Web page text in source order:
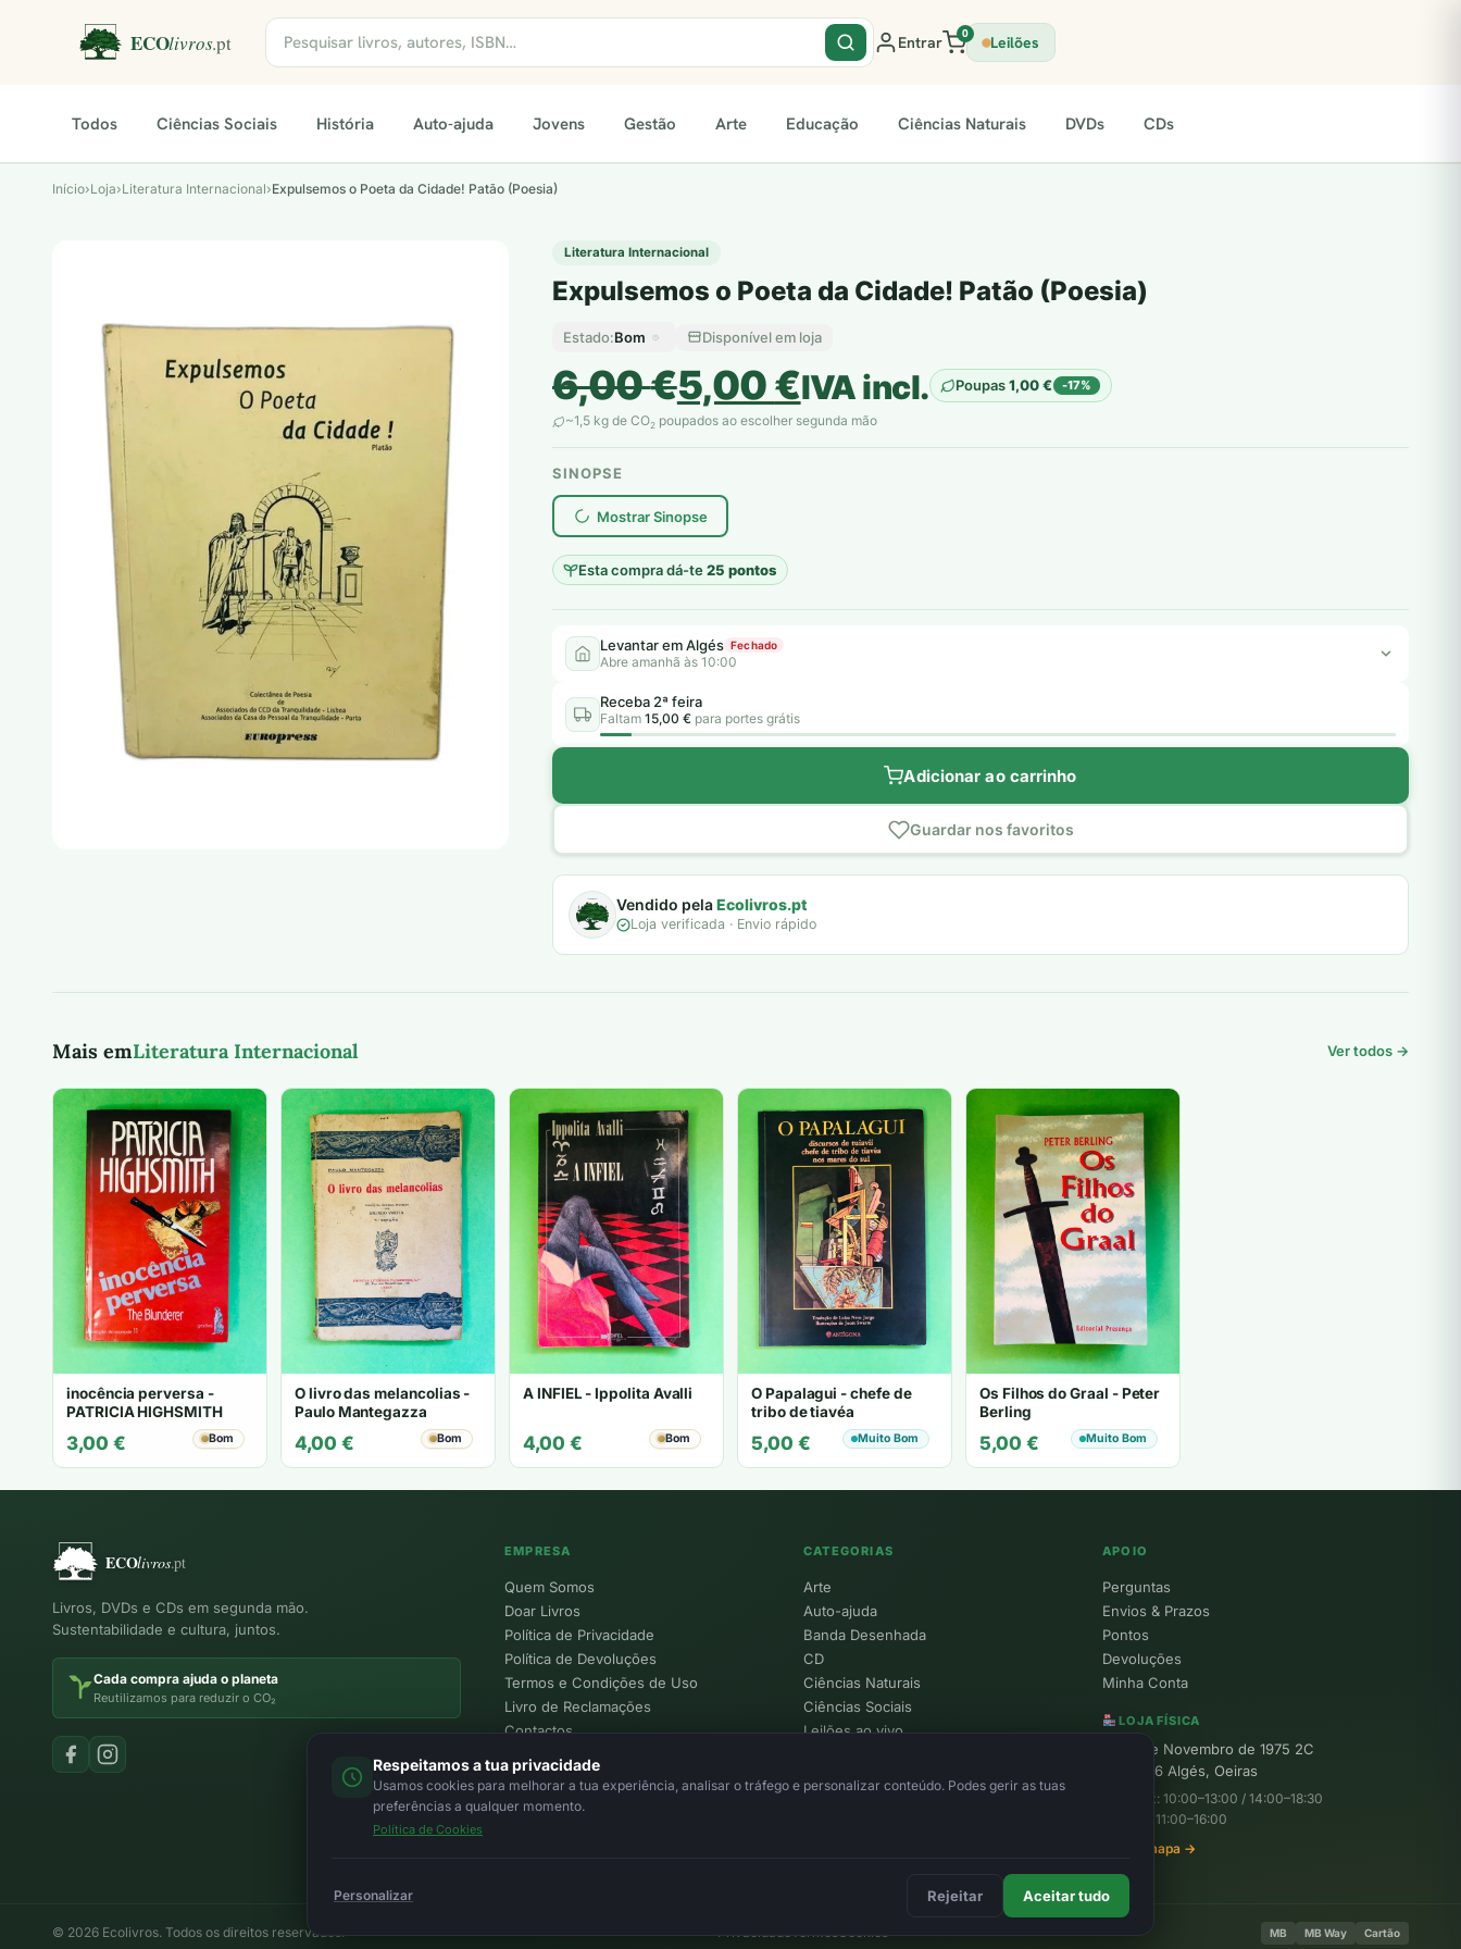
Entrar 0 Leilões
Todos Ciências Sociais História Auto-ajuda Jovens Gestão Arte Educação Ciências Naturais DVDs CDs
Início›Loja›Literatura Internacional›Expulsemos o Poeta da Cidade! Patão (Poesia)
Literatura Internacional
Expulsemos o Poeta da Cidade! Patão (Poesia)
Estado:Bom Disponível em loja
6,00€
O
preço
original
era:
6,00 €.
5,00€
O
preço
atual
é:
5,00 €.
IVA incl. Poupas1,00€ -17%
~1,5 kg de CO2 poupados ao escolher segunda mão
SINOPSE
Mostrar Sinopse
Esta compra dá-te25 pontos
plantar árvores reais
Levantar em Algés Fechado
Abre amanhã às 10:00
Receba 2ª feira
Faltam 15,00 € para portes grátis
Adicionar ao carrinho
Guardar nos favoritos
Vendido pelaEcolivros.pt
Loja verificada · Envio rápido
Mais emLiteratura Internacional Ver todos →
inocência perversa -
PATRICIA HIGHSMITH
3,00 € Bom
O livro das melancolias -
Paulo Mantegazza
4,00 € Bom
A INFIEL - Ippolita Avalli
4,00 € Bom
O Papalagui - chefe de
tribo de tiavéa
5,00 € Muito Bom
Os Filhos do Graal - Peter
Berling
5,00 € Muito Bom
Livros, DVDs e CDs em segunda mão.
Sustentabilidade e cultura, juntos.
Cada compra ajuda o planeta
Reutilizamos para reduzir o CO₂
EMPRESA
Quem Somos
Doar Livros
Política de Privacidade
Política de Devoluções
Termos e Condições de Uso
Livro de Reclamações
Contactos
CATEGORIAS
Arte
Auto-ajuda
Banda Desenhada
CD
Ciências Naturais
Ciências Sociais
Leilões ao vivo
APOIO
Perguntas
Envios & Prazos
Pontos
Devoluções
Minha Conta
LOJA FÍSICA
R. 25 de Novembro de 1975 2C
1495-156 Algés, Oeiras
Seg–Sex: 10:00–13:00 / 14:00–18:30
Sábado: 11:00–16:00
Ver no mapa →
© 2026 Ecolivros. Todos os direitos reservados. PrivacidadeTermosCookies MB MB Way Cartão
Respeitamos a tua privacidade
Usamos cookies para melhorar a tua experiência, analisar o tráfego e personalizar conteúdo. Podes gerir as tuas
preferências a qualquer momento.
Política de Cookies
Personalizar Rejeitar Aceitar tudo